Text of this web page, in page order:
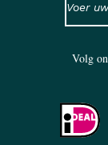
Volg